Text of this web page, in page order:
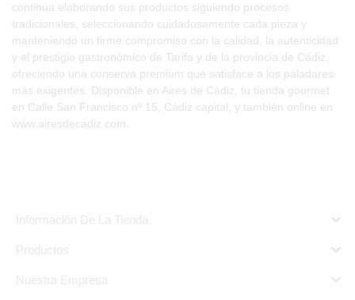
continúa elaborando sus productos siguiendo procesos
tradicionales, seleccionando cuidadosamente cada pieza y
manteniendo un firme compromiso con la calidad, la autenticidad
y el prestigio gastronómico de Tarifa y de la provincia de Cádiz,
ofreciendo una conserva premium que satisface a los paladares
más exigentes. Disponible en Aires de Cádiz, tu tienda gourmet
en Calle San Francisco nº 15, Cádiz capital, y también online en
www.airesdecadiz.com.


